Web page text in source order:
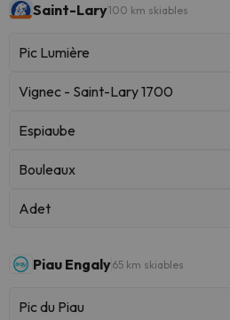
Saint-Lary100 km skiables
Pic Lumière
Vignec - Saint-Lary 1700
Espiaube
Bouleaux
Adet
Piau Engaly65 km skiables
Pic du Piau